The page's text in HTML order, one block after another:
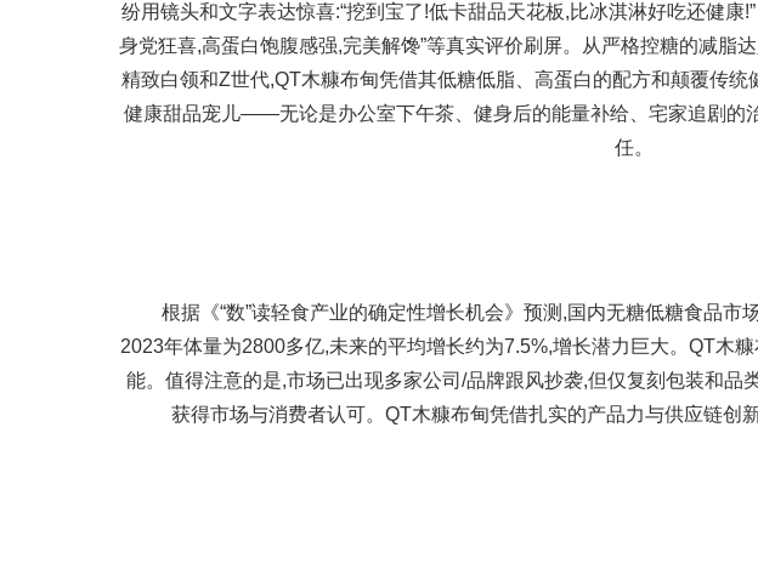
纷用镜头和文字表达惊喜:“挖到宝了!低卡甜品天花板,比冰淇淋好吃还健康
身党狂喜,高蛋白饱腹感强,完美解馋”等真实评价刷屏。从严格控糖的减脂
精致白领和Z世代,QT木糠布甸凭借其低糖低脂、高蛋白的配方和颠覆传
健康甜品宠儿——无论是办公室下午茶、健身后的能量补给、宅家追剧的
任。
根据《“数”读轻食产业的确定性增长机会》预测,国内无糖低糖食品
2023年体量为2800多亿,未来的平均增长约为7.5%,增长潜力巨大。QT木
能。值得注意的是,市场已出现多家公司/品牌跟风抄袭,但仅复刻包装和品
获得市场与消费者认可。QT木糠布甸凭借扎实的产品力与供应链创